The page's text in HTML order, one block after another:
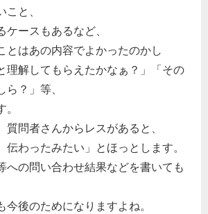
と、
ースもあるなど、
とはあの内容でよかったのかし
理解してもらえたかなぁ？」「その
？」等、
質問者さんからレスがあると、
伝わったみたい」とほっとします。
への問い合わせ結果などを書いても
今後のためになりますよね。
ゴリーに投稿しますか？
てください
経理